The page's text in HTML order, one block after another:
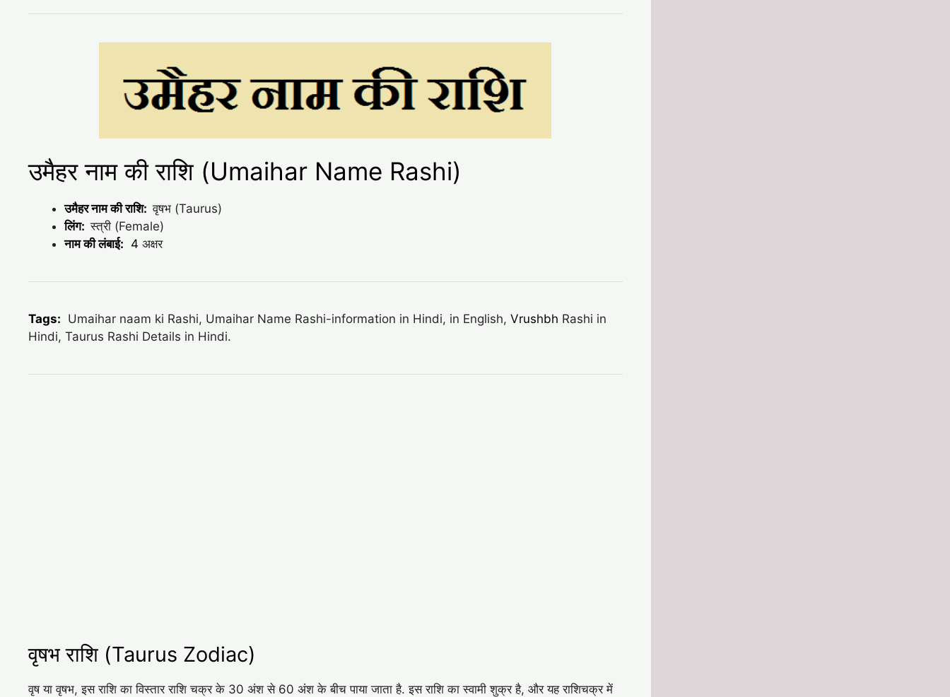
उमैहर नाम की राशि (Umaihar Name Rashi)
उमैहर नाम की राशि:वृषभ (Taurus)
लिंग:स्त्री (Female)
नाम की लंबाई: 4 अक्षर
Tags: Umaihar naam ki Rashi, Umaihar Name Rashi-information in Hindi, in English, Vrushbh Rashi in
Hindi, Taurus Rashi Details in Hindi.
वृषभ राशि (Taurus Zodiac)
वृष या वृषभ, इस राशि का विस्तार राशि चक्र के 30 अंश से 60 अंश के बीच पाया जाता है. इस राशि का स्वामी शुक्र है, और यह राशिचक्र में